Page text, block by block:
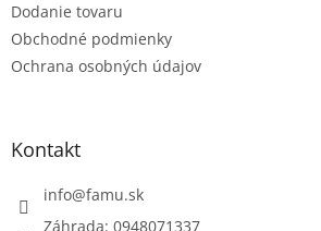
Dodanie tovaru
Obchodné podmienky
Ochrana osobných údajov
Kontakt
info@famu.sk
Záhrada: 0948071337